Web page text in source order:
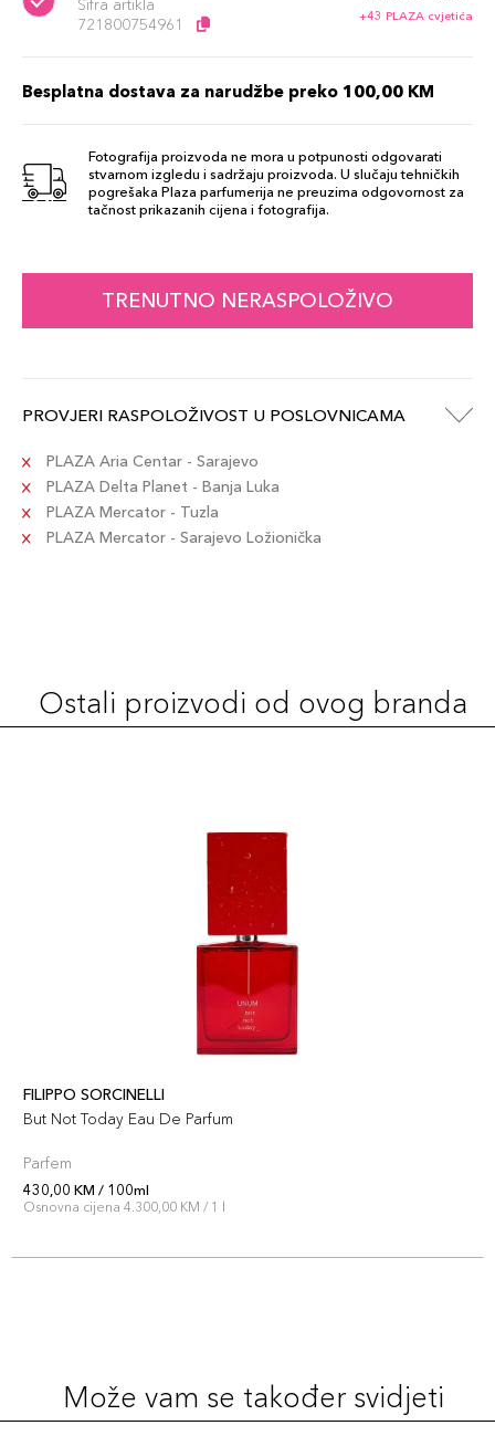
Šifra artikla
721800754961
+43 PLAZA cvjetića
Besplatna dostava za narudžbe preko 100,00 KM
Fotografija proizvoda ne mora u potpunosti odgovarati
stvarnom izgledu i sadržaju proizvoda. U slučaju tehničkih
pogrešaka Plaza parfumerija ne preuzima odgovornost za
tačnost prikazanih cijena i fotografija.
TRENUTNO NERASPOLOŽIVO
PROVJERI RASPOLOŽIVOST U POSLOVNICAMA
PLAZA Aria Centar - Sarajevo
PLAZA Delta Planet - Banja Luka
PLAZA Mercator - Tuzla
PLAZA Mercator - Sarajevo Ložionička
Ostali proizvodi od ovog branda
FILIPPO SORCINELLI
But Not Today Eau De Parfum
Parfem
430,00 KM / 100ml
Osnovna cijena 4.300,00 KM / 1 l
Može vam se također svidjeti